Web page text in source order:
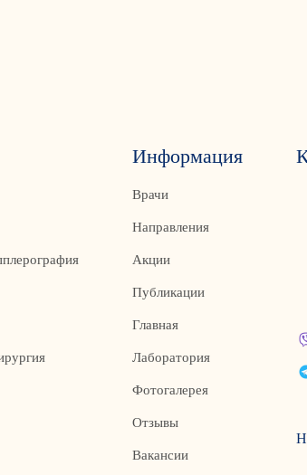
Информация
Врачи
Направления
Акции
Публикации
Главная
Лаборатория
Фотогалерея
Отзывы
Вакансии